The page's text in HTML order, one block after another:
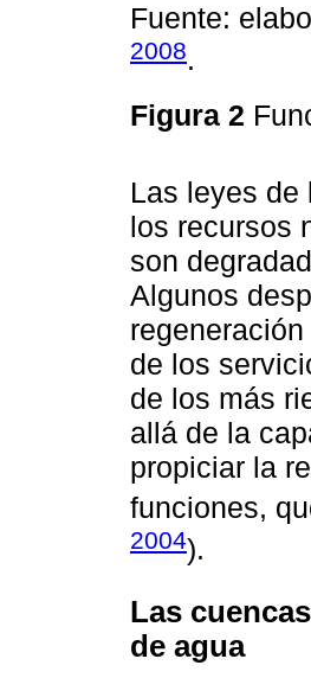
Fuente:
2008.
Figura 2
Las leyes de
los recursos
son
Algunos
de los
de los más
allá de la
propiciar la
funciones,
2004).
Las
de agua